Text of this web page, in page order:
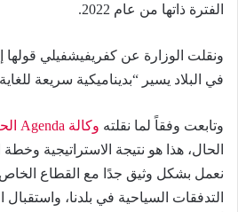
الفترة ذاتها من عام 2022.
ونقلت الوزارة عن كفريفيشفيلي
في البلاد يسير “بديناميكية سريعة
وتابعت وفقاً لما نقلته وكالة Agenda الحكومية الجورجية
الحال، هذا هو نتيجة الاستراتيجية
نعمل بشكل وثيق جدًا مع القطاع
التدفقات السياحية في بلدنا،